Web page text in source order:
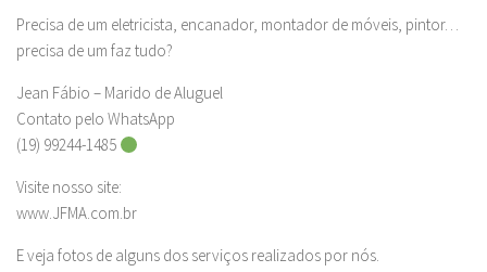
Precisa de um eletricista, encanador, montador de móveis, pintor…
precisa de um faz tudo?
Jean Fábio – Marido de Aluguel
Contato pelo WhatsApp
(19) 99244-1485
Visite nosso site:
www.JFMA.com.br
E veja fotos de alguns dos serviços realizados por nós.